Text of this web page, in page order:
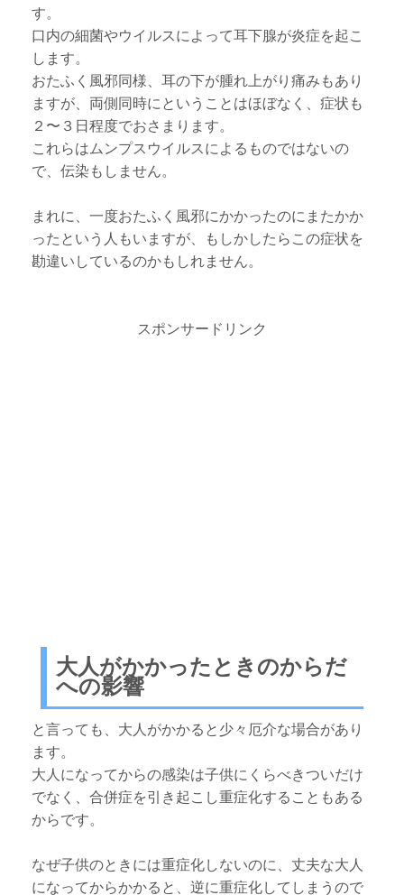
す。
口内の細菌やウイルスによって耳下腺が炎症を起こ
します。
おたふく風邪同様、耳の下が腫れ上がり痛みもあり
ますが、両側同時にということはほぼなく、症状も
２〜３日程度でおさまります。
これらはムンプスウイルスによるものではないの
で、伝染もしません。
まれに、一度おたふく風邪にかかったのにまたかか
ったという人もいますが、もしかしたらこの症状を
勘違いしているのかもしれません。
スポンサードリンク
大人がかかったときのからだ
への影響
と言っても、大人がかかると少々厄介な場合があり
ます。
大人になってからの感染は子供にくらべきついだけ
でなく、合併症を引き起こし重症化することもある
からです。
なぜ子供のときには重症化しないのに、丈夫な大人
になってからかかると、逆に重症化してしまうので